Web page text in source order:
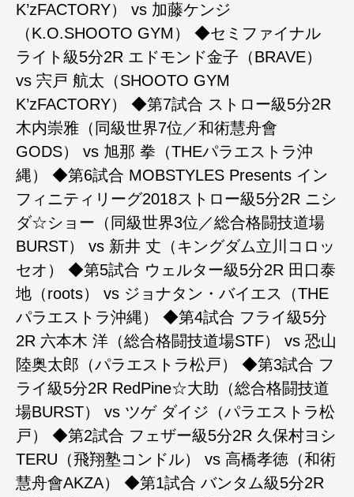
K’zFACTORY） vs 加藤ケンジ
（K.O.SHOOTO GYM） ◆セミファイナル
ライト級5分2R エドモンド金子（BRAVE）
vs 宍戸 航太（SHOOTO GYM
K’zFACTORY） ◆第7試合 ストロー級5分2R
木内崇雅（同級世界7位／和術慧舟會
GODS） vs 旭那 拳（THEパラエストラ沖
縄） ◆第6試合 MOBSTYLES Presents イン
フィニティリーグ2018ストロー級5分2R ニシ
ダ☆ショー（同級世界3位／総合格闘技道場
BURST） vs 新井 丈（キングダム立川コロッ
セオ） ◆第5試合 ウェルター級5分2R 田口泰
地（roots） vs ジョナタン・バイエス（THE
パラエストラ沖縄） ◆第4試合 フライ級5分
2R 六本木 洋（総合格闘技道場STF） vs 恐山
陸奥太郎（パラエストラ松戸） ◆第3試合 フ
ライ級5分2R RedPine☆大助（総合格闘技道
場BURST） vs ツゲ ダイジ（パラエストラ松
戸） ◆第2試合 フェザー級5分2R 久保村ヨシ
TERU（飛翔塾コンドル） vs 高橋孝徳（和術
慧舟會AKZA） ◆第1試合 バンタム級5分2R